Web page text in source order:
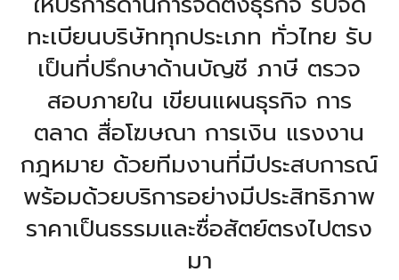
ทะเบียนบริษัททุกประเภท ทั่วไทย รับ
เป็นที่ปรึกษาด้านบัญชี ภาษี ตรวจ
สอบภายใน เขียนแผนธุรกิจ การ
ตลาด สื่อโฆษณา การเงิน แรงงาน
กฎหมาย ด้วยทีมงานที่มีประสบการณ์
พร้อมด้วยบริการอย่างมีประสิทธิภาพ
ราคาเป็นธรรมและซื่อสัตย์ตรงไปตรง
มา